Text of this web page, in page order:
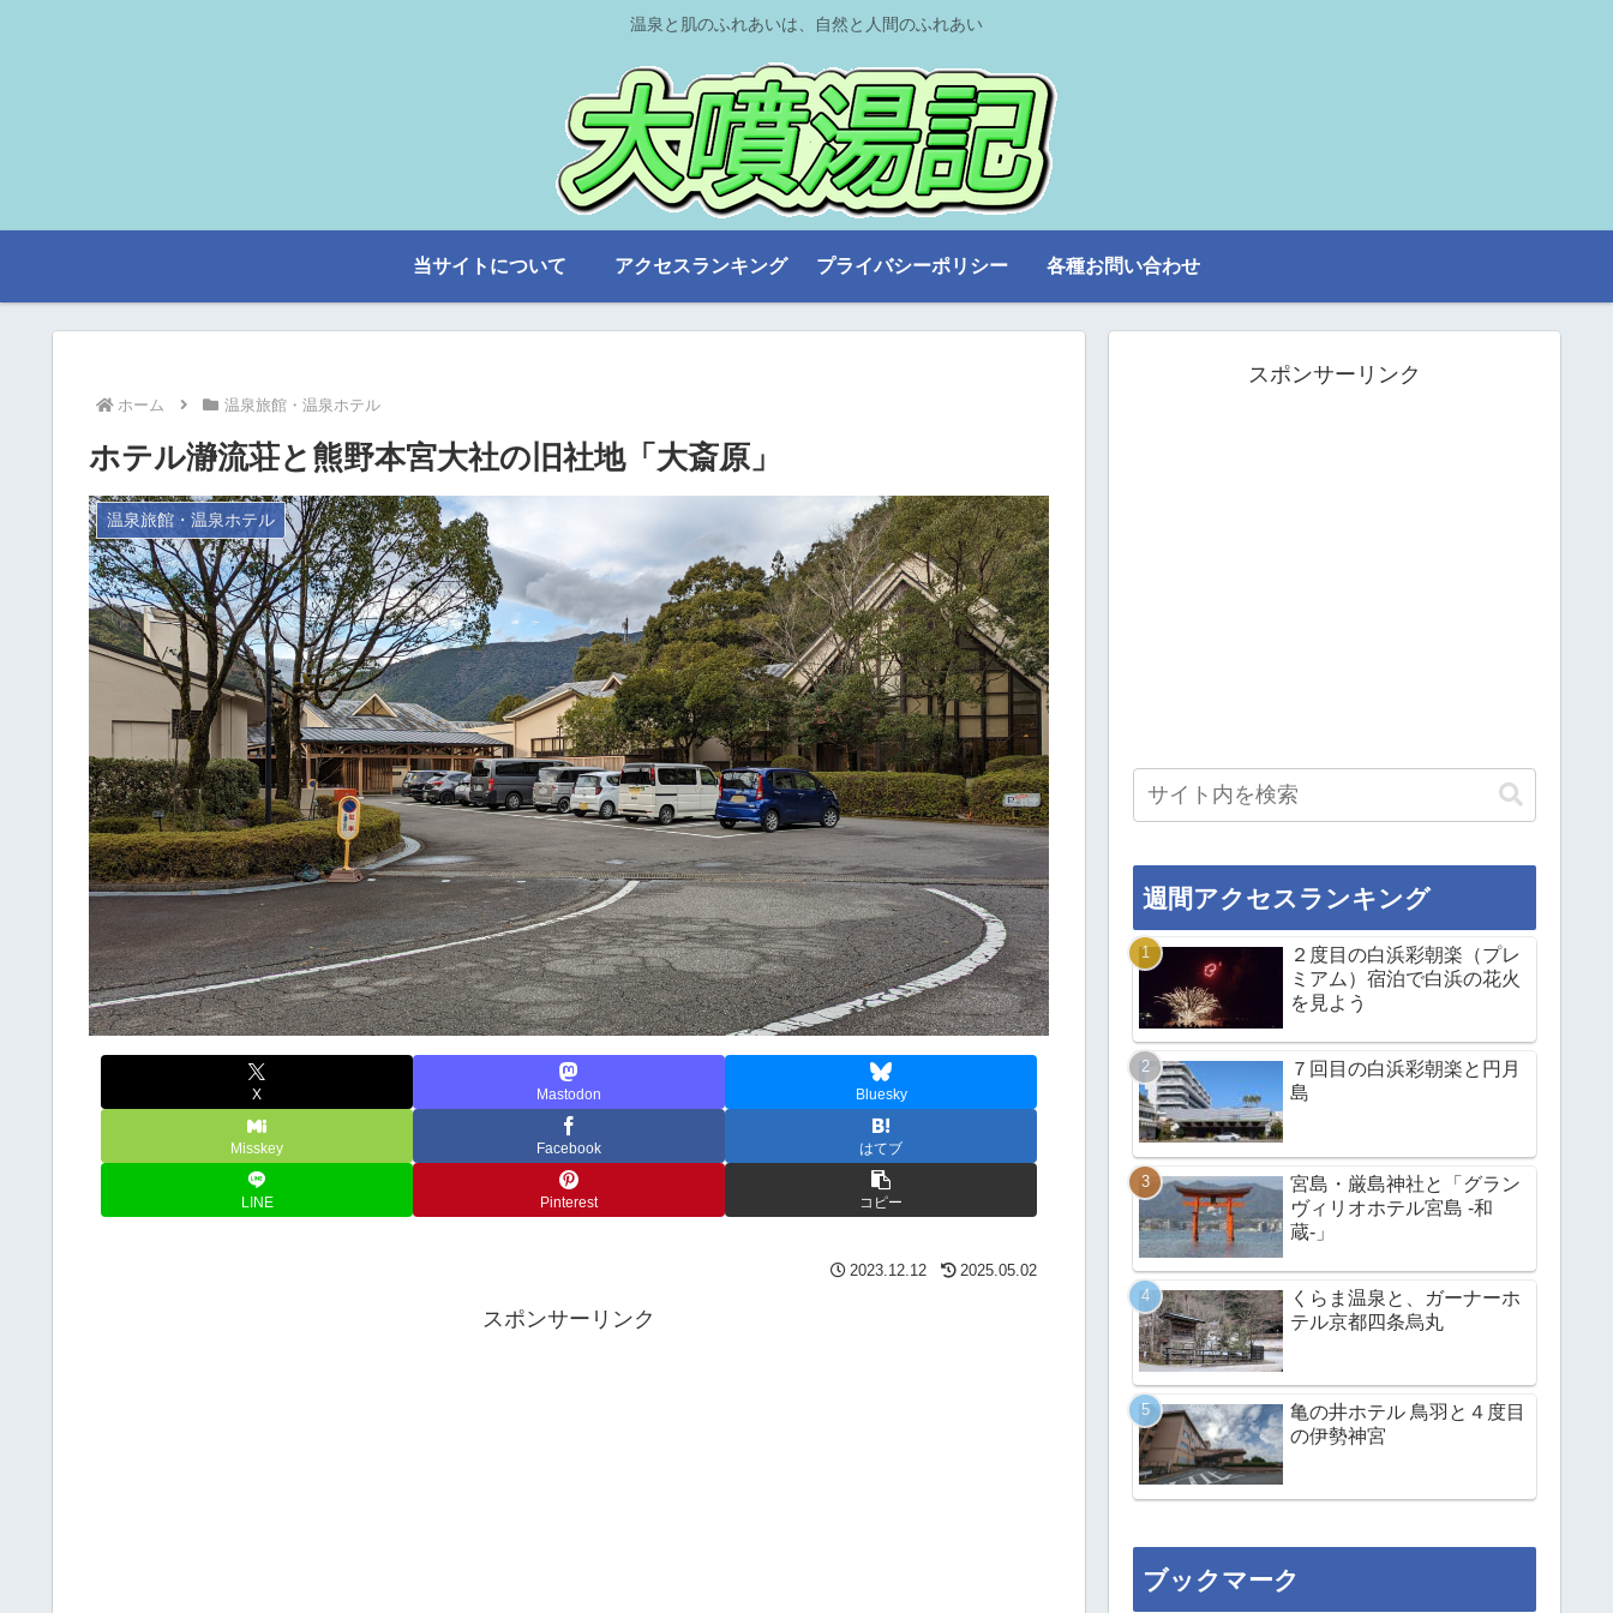
温泉と肌のふれあいは、自然と人間のふれあい
当サイトについて アクセスランキング プライバシーポリシー 各種お問い合わせ
ホーム 温泉旅館・温泉ホテル
ホテル瀞流荘と熊野本宮大社の旧社地「大斎原」
温泉旅館・温泉ホテル
X Mastodon Bluesky
Misskey Facebook はてブ
LINE Pinterest コピー
2023.12.12 2025.05.02
スポンサーリンク
スポンサーリンク
週間アクセスランキング
２度目の白浜彩朝楽（プレ
ミアム）宿泊で白浜の花火
を見よう
７回目の白浜彩朝楽と円月
島
宮島・厳島神社と「グラン
ヴィリオホテル宮島 -和
蔵-」
くらま温泉と、ガーナーホ
テル京都四条烏丸
亀の井ホテル 鳥羽と４度目
の伊勢神宮
ブックマーク